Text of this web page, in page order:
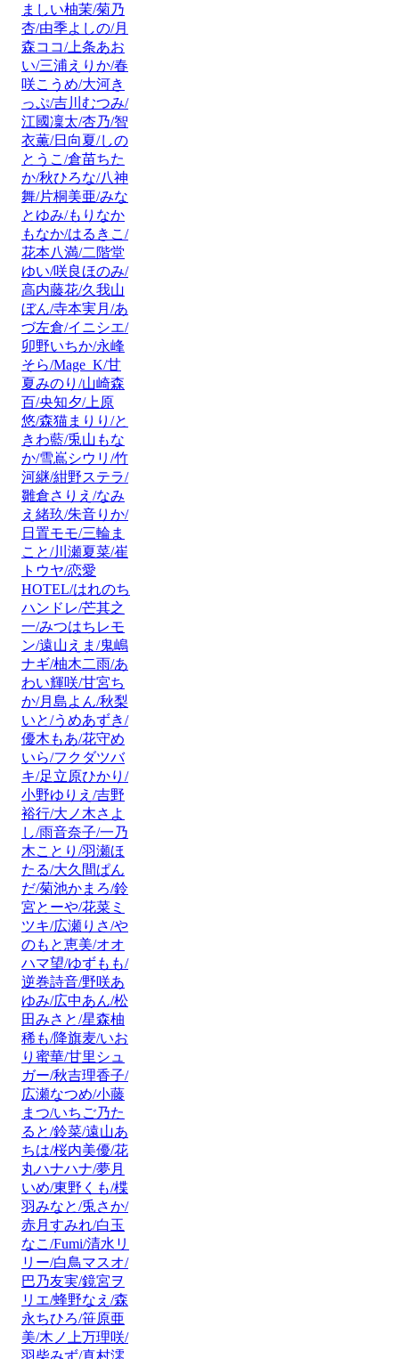
ましい柚茉/菊乃
杏/由季よしの/月
森ココ/上条あお
い/三浦えりか/春
咲こうめ/大河き
っぷ/吉川むつみ/
江國凜太/杏乃/智
衣薫/日向夏/しの
とうこ/倉苗ちた
か/秋ひろな/八神
舞/片桐美亜/みな
とゆみ/もりなか
もなか/はるきこ/
花本八満/二階堂
ゆい/咲良ほのみ/
高内藤花/久我山
ぼん/寺本実月/あ
づ左倉/イニシエ/
卯野いちか/永峰
そら/Mage_K/甘
夏みのり/山崎森
百/央知夕/上原
悠/森猫まりり/と
きわ藍/兎山もな
か/雪嶌シウリ/竹
河継/紺野ステラ/
雛倉さりえ/なみ
え緒玖/朱音りか/
日置モモ/三輪ま
こと/川瀬夏菜/崔
トウヤ/恋愛
HOTEL/はれのち
ハンドレ/芒其之
一/みつはちレモ
ン/遠山えま/鬼嶋
ナギ/柚木二雨/あ
わい輝咲/甘宮ち
か/月島よん/秋梨
いと/うめあずき/
優木もあ/花守め
いら/フクダツバ
キ/足立原ひかり/
小野ゆりえ/吉野
裕行/大ノ木さよ
し/雨音奈子/一乃
木ことり/羽瀬ほ
たる/大久間ぱん
だ/菊池かまろ/鈴
宮とーや/花菜ミ
ツキ/広瀬りさ/や
のもと恵美/オオ
ハマ望/ゆずもも/
逆巻詩音/野咲あ
ゆみ/広中あん/松
田みさと/星森柚
稀も/降旗麦/いお
り蜜華/甘里シュ
ガー/秋吉理香子/
広瀬なつめ/小藤
まつ/いちご乃た
ると/鈴菜/遠山あ
ちは/桜内美優/花
丸ハナハナ/夢月
いめ/東野くも/楪
羽みなと/兎さか/
赤月すみれ/白玉
なこ/Fumi/清水リ
リー/白鳥マスオ/
巴乃友実/鏡宮ヲ
リエ/蜂野なえ/森
永ちひろ/笹原亜
美/木ノ上万理咲/
羽柴みず/真村澪